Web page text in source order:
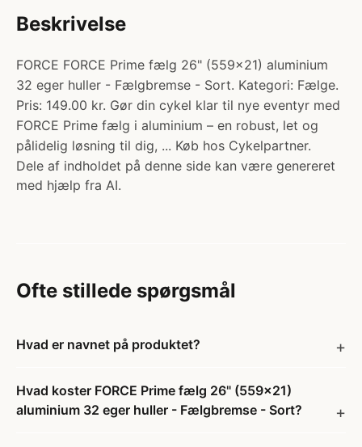
Beskrivelse
FORCE FORCE Prime fælg 26" (559x21) aluminium
32 eger huller - Fælgbremse - Sort. Kategori: Fælge.
Pris: 149.00 kr. Gør din cykel klar til nye eventyr med
FORCE Prime fælg i aluminium – en robust, let og
pålidelig løsning til dig, ... Køb hos Cykelpartner.
Dele af indholdet på denne side kan være genereret
med hjælp fra AI.
Ofte stillede spørgsmål
Hvad er navnet på produktet?
Hvad koster FORCE Prime fælg 26" (559x21)
aluminium 32 eger huller - Fælgbremse - Sort?